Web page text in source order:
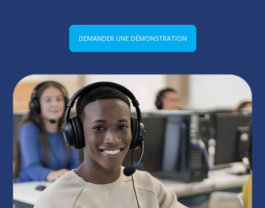
DEMANDER UNE DÉMONSTRATION